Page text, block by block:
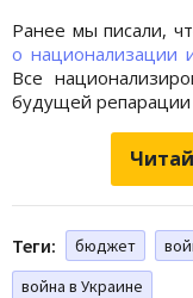
Ранее мы писали,
о национализации
Все
будущей репарации
Теги: бюджет
война в Украине